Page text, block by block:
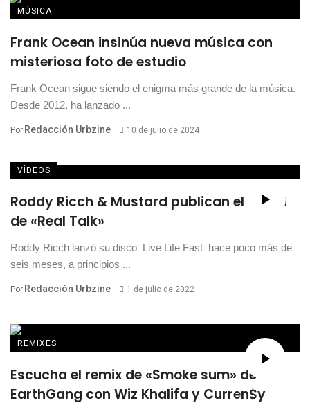
MÚSICA
Frank Ocean insinúa nueva música con
misteriosa foto de estudio
Frank Ocean sigue siendo el enigma más grande de la música.
Desde 2012, ha lanzado ...
Por Redacción Urbzine 10 de julio de 2024
VÍDEOS
Roddy Ricch & Mustard publican el visual
de «Real Talk»
Roddy Ricch lanzó su disco Live Life Fast hace poco más de
seis meses, a principios ...
Por Redacción Urbzine 1 de julio de 2022
REMIXES
Escucha el remix de «Smoke sum» de
EarthGang con Wiz Khalifa y Curren$y